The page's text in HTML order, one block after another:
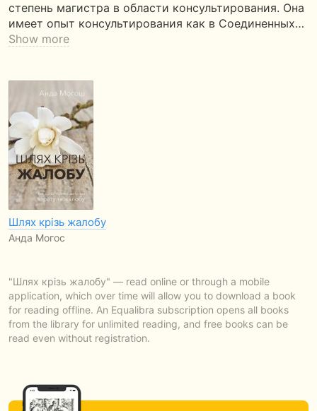
степень магистра в области консультирования. Она
имеет опыт консультирования как в Соединенных…
Show more
Шлях крізь жалобу
Анда Могос
"Шлях крізь жалобу" — read online or through a mobile
application, which over time will allow you to download a book
for reading offline. An Equalibra subscription opens all books
from the library for unlimited reading, and free books can be
read even without registration.